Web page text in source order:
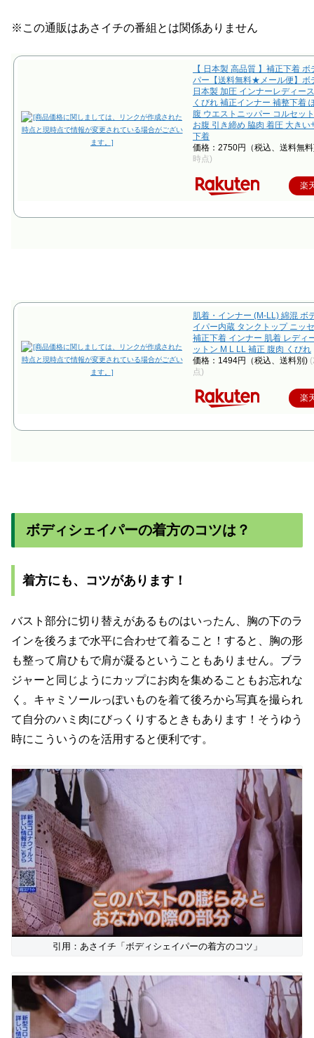
※この通販はあさイチの番組とは関係ありません
【 日本製 高品質 】補正下着
パー【送料無料★メール便】ボ
日本製 加圧 インナーレディー
くびれ 補正インナー 補整下着
腹 ウエストニッパー コルセッ
お腹 引き締め 脇肉 着圧 大きい
下着
価格：2750円（税込、送料無
時点)
楽
肌着・インナー (M-LL) 綿混 ボ
イパー内蔵 タンクトップ ニッ
補正下着 インナー 肌着 レディ
ットン M L LL 補正 腹肉 くびれ
価格：1494円（税込、送料別)
点)
楽
ボディシェイパーの着方のコツは？
着方にも、コツがあります！
バスト部分に切り替えがあるものはいったん、胸の下のラ
インを後ろまで水平に合わせて着ること！すると、胸の形
も整って肩ひもで肩が凝るということもありません。ブラ
ジャーと同じようにカップにお肉を集めることもお忘れな
く。キャミソールっぽいものを着て後ろから写真を撮られ
て自分のハミ肉にびっくりするときもあります！そうゆう
時にこういうのを活用すると便利です。
引用：あさイチ「ボディシェイパーの着方のコツ」